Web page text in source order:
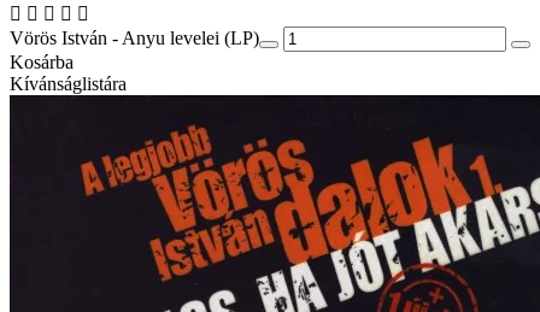
Vörös István - Anyu levelei (LP)
Kosárba
Kívánságlistára